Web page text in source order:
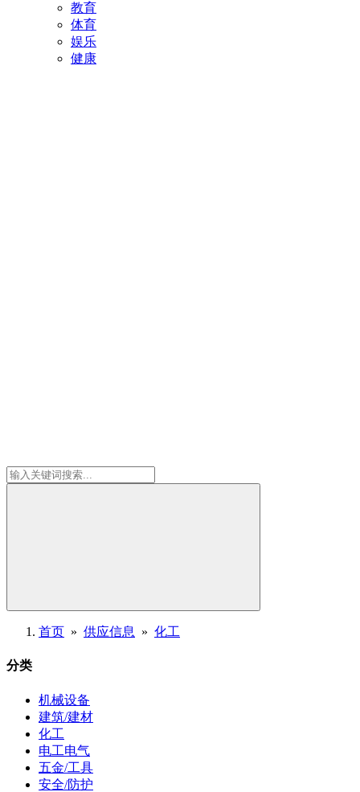
教育
体育
娱乐
健康
首页 » 供应信息 » 化工
分类
机械设备
建筑/建材
化工
电工电气
五金/工具
安全/防护